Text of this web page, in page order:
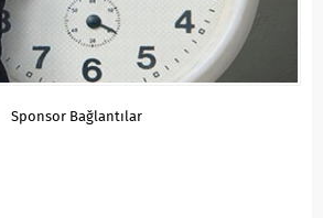
Sponsor Bağlantılar